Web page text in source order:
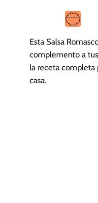
Esta Salsa
complemento a
la receta completa
casa.